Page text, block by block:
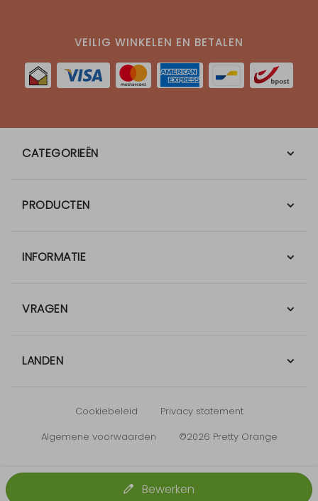
Bewerken
VEILIG WINKELEN EN BETALEN
CATEGORIEËN
PRODUCTEN
INFORMATIE
VRAGEN
LANDEN
Cookiebeleid
Privacy statement
Algemene voorwaarden
©2026 Pretty Orange